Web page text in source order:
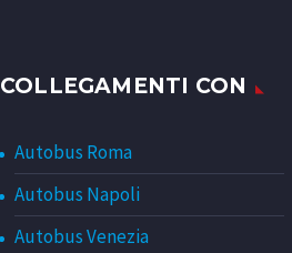
COLLEGAMENTI CON
Autobus Roma
Autobus Napoli
Autobus Venezia